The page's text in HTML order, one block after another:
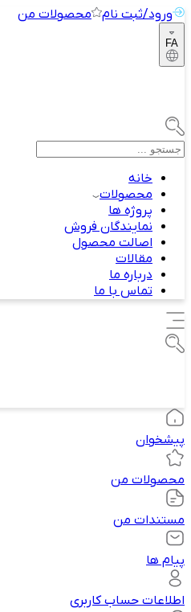
ورود/ثبت نام محصولات من
FA
خانه
محصولات
پروژه ها
نمایندگان فروش
اصالت محصول
مقالات
درباره ما
تماس با ما
پیشخوان
محصولات من
مستندات من
پیام ها
اطلاعات حساب کاربری